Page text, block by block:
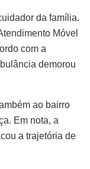
da família.
Móvel
com a
demorou
ao bairro
Em nota, a
a trajetória de